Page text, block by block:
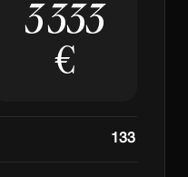
3 333
€
133